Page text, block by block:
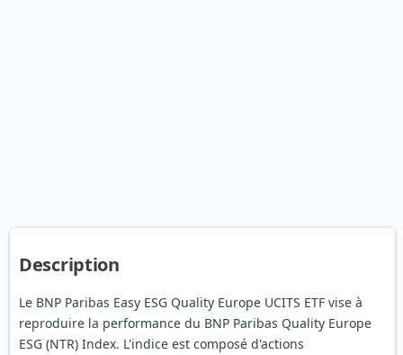
Description
Le BNP Paribas Easy ESG Quality Europe UCITS ETF vise à
reproduire la performance du BNP Paribas Quality Europe
ESG (NTR) Index. L'indice est composé d'actions